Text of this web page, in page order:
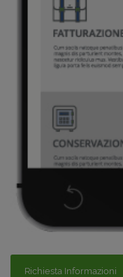
Richiesta Informazioni